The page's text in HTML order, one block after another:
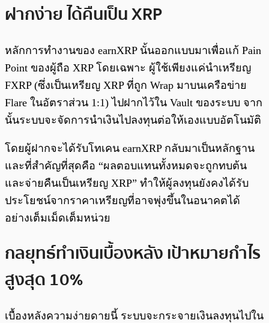
ฝากง่าย ได้คืนเป็น XRP
หลักการทำงานของ earnXRP นั้นออกแบบมาเพื่อแก้ Pain
Point ของผู้ถือ XRP โดยเฉพาะ ผู้ใช้เพียงแค่นำเหรียญ
FXRP (ซึ่งเป็นเหรียญ XRP ที่ถูก Wrap มาบนเครือข่าย
Flare ในอัตราส่วน 1:1) ไปฝากไว้ใน Vault ของระบบ จาก
นั้นระบบจะจัดการนำเงินไปลงทุนต่อให้เองแบบอัตโนมัติ
โดยผู้ฝากจะได้รับโทเคน earnXRP กลับมาเป็นหลักฐาน
และที่สำคัญที่สุดคือ “ผลตอบแทนทั้งหมดจะถูกทบต้น
และจ่ายคืนเป็นเหรียญ XRP” ทำให้ผู้ลงทุนยังคงได้รับ
ประโยชน์จากราคาเหรียญที่อาจพุ่งขึ้นในอนาคตได้
อย่างเต็มเม็ดเต็มหน่วย
กลยุทธ์ทำเงินเบื้องหลัง เป้าหมายกำไร
สูงสุด 10%
เบื้องหลังความง่ายดายนี้ ระบบจะกระจายเงินลงทุนไปใน